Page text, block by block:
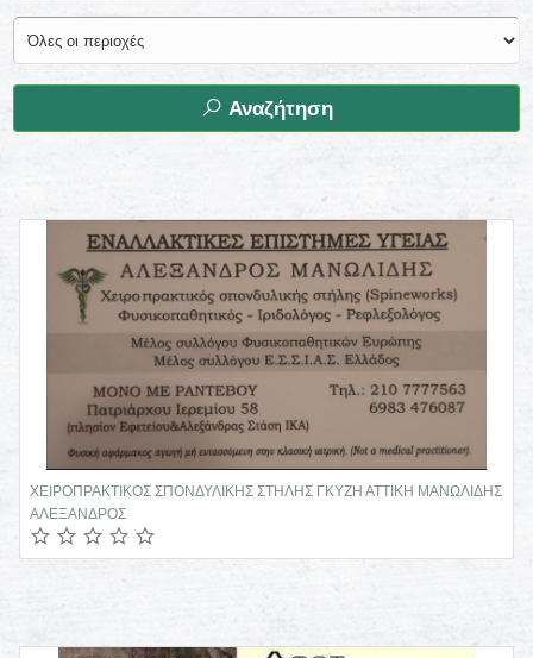
Αναζήτηση
ΧΕΙΡΟΠΡΑΚΤΙΚΟΣ ΣΠΟΝΔΥΛΙΚΗΣ ΣΤΗΛΗΣ ΓΚΥΖΗ ΑΤΤΙΚΗ ΜΑΝΩΛΙΔΗΣ
ΑΛΕΞΑΝΔΡΟΣ